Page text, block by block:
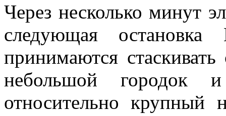
Через несколько минут
следующая
принимаются
небольшой городок
относительно крупный